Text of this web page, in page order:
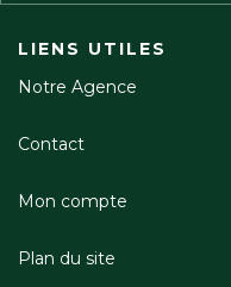
LIENS UTILES
Notre Agence
Contact
Mon compte
Plan du site